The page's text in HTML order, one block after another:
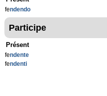
fendendo
Participe
Présent
fendente
fendenti